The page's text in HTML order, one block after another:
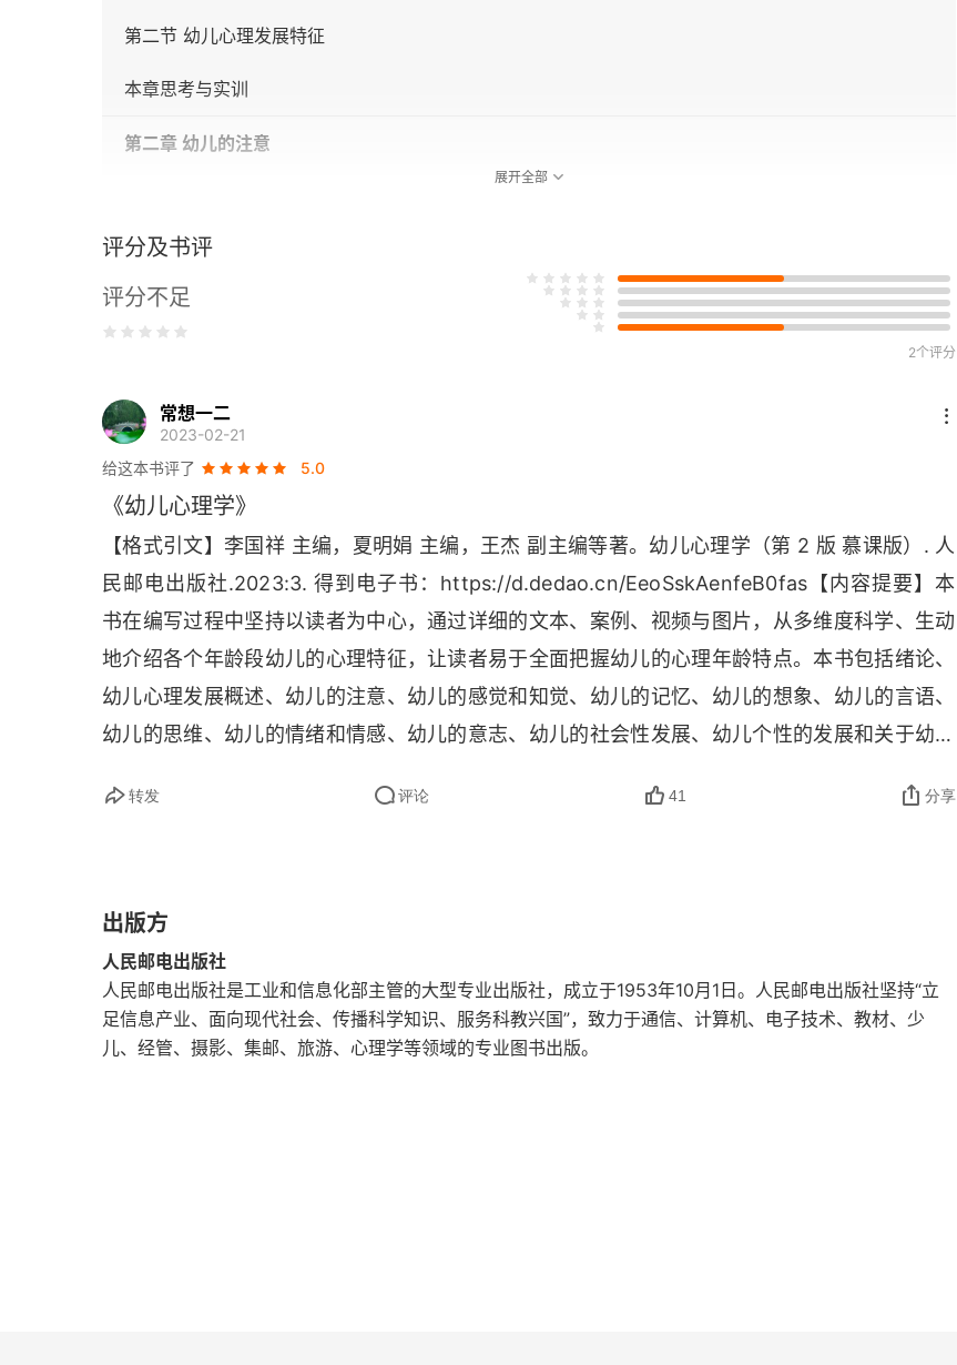
第二节 幼儿心理发展特征
本章思考与实训
第二章 幼儿的注意
第二节 幼儿注意的发展
第三节 注意分散与多动现象
第三章 幼儿的感觉和知觉
第一节 感觉和知觉概述
第二节 幼儿感觉和知觉的发展
第三节 感觉和知觉规律在幼儿活动中的应用
第四节 幼儿观察力的发展及培养
第四章 幼儿的记忆
第一节 记忆概述
第五章 幼儿的想象
第一节 想象概述
展开全部
评分及书评
评分不足
2个评分
常想一二
2023-02-21
给这本书评了
5.0
《幼儿心理学》
【格式引文】李国祥 主编，夏明娟 主编，王杰 副主编等著。幼儿心理学（第 2 版 慕课版）. 人
民邮电出版社.2023:3. 得到电子书： https://d.dedao.cn/EeoSskAenfeB0fas 【内容提要】本
书在编写过程中坚持以读者为中心，通过详细的文本、案例、视频与图片，从多维度科学、生动
地介绍各个年龄段幼儿的心理特征，让读者易于全面把握幼儿的心理年龄特点。本书包括绪论、
幼儿心理发展概述、幼儿的注意、幼儿的感觉和知觉、幼儿的记忆、幼儿的想象、幼儿的言语、
幼儿的思维、幼儿的情绪和情感、幼儿的意志、幼儿的社会性发展、幼儿个性的发展和关于幼儿
转发 评论 41 分享
出版方
人民邮电出版社
人民邮电出版社是工业和信息化部主管的大型专业出版社，成立于1953年10月1日。人民邮电出版社坚持“立
足信息产业、面向现代社会、传播科学知识、服务科教兴国”，致力于通信、计算机、电子技术、教材、少
儿、经管、摄影、集邮、旅游、心理学等领域的专业图书出版。